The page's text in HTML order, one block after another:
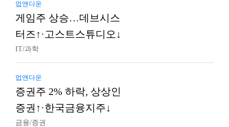
업앤다운
게임주 상승…데브시스
터즈↑·고스트스튜디오↓
IT/과학
업앤다운
증권주 2% 하락, 상상인
증권↑·한국금융지주↓
금융/증권